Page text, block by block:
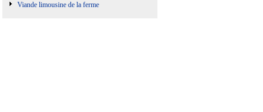
Viande limousine de la ferme